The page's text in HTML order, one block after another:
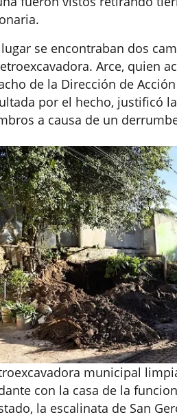
lugar se encontraban dos
Arce, quien
de la Dirección de
por el hecho, justificó
a causa de un
municipal
con la casa de la
la escalinata de San